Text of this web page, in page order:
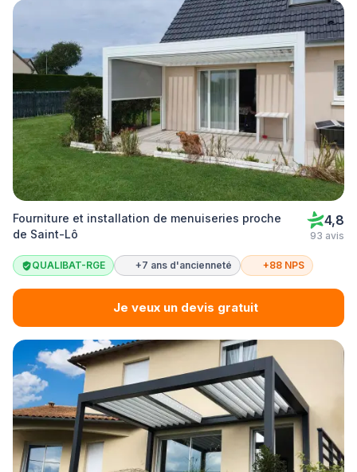
Fourniture et installation de menuiseries proche
de Saint-Lô
4,8
93 avis
QUALIBAT-RGE +7 ans d'ancienneté +88 NPS
Je veux un devis gratuit